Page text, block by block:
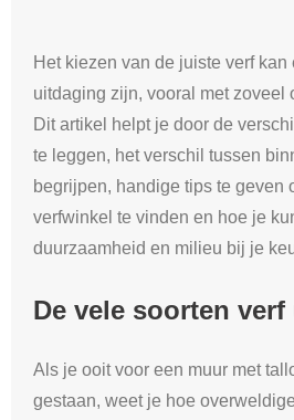
Het kiezen van de juiste verf
uitdaging zijn, vooral met zoveel
Dit artikel helpt je door de
te leggen, het verschil tussen
begrijpen, handige tips te geven
verfwinkel te vinden en hoe je
duurzaamheid en milieu bij je
De vele soorten
Als je ooit voor een muur met
gestaan, weet je hoe